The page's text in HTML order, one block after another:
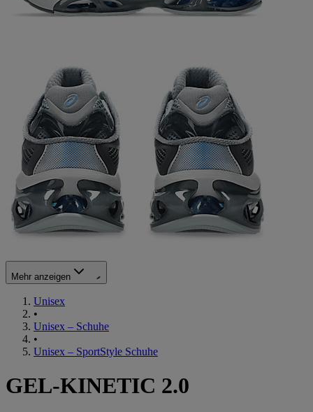
Mehr anzeigen
Unisex
•
Unisex – Schuhe
•
Unisex – SportStyle Schuhe
GEL-KINETIC 2.0